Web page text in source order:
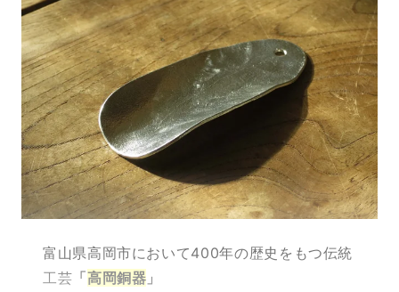
富山県高岡市において400年の歴史をもつ伝統
工芸 「高岡銅器 」